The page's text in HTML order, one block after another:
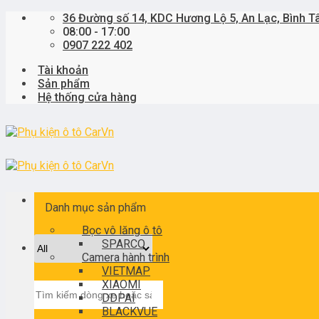
Skip
36 Đường số 14, KDC Hương Lộ 5, An Lạc, Bình
08:00 - 17:00
0907 222 402
Tài khoản
Sản phẩm
Hệ thống cửa hàng
kiếm:
Danh mục sản phẩm
Bọc vô lăng ô tô
SPARCO
Camera hành trình
VIETMAP
XIAOMI
DDPAI
BLACKVUE